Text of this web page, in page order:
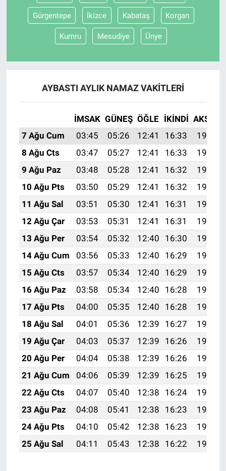
Gürgentepe İkizce Kabataş Korgan
Kumru Mesudiye Ünye
AYBASTI AYLIK NAMAZ VAKITLERI
İMSAK GÜNEŞ ÖĞLE İKINDI AKŞAM
7 Ağu Cum
03:45 05:26 12:41 16:33
19:47
8 Ağu Cts
03:47 05:27 12:41 16:33
19:46
9 Ağu Paz
03:48 05:28 12:41 16:32
19:45
10 Ağu Pts
03:50 05:29 12:41 16:32
19:43
11 Ağu Sal
03:51 05:30 12:41 16:31
19:42
12 Ağu Çar
03:53 05:31 12:41 16:31
19:41
13 Ağu Per
03:54 05:32 12:40 16:30
19:39
14 Ağu Cum
03:56 05:33 12:40 16:29
19:38
15 Ağu Cts
03:57 05:34 12:40 16:29
19:37
16 Ağu Paz
03:58 05:34 12:40 16:28
19:35
17 Ağu Pts
04:00 05:35 12:40 16:28
19:34
18 Ağu Sal
04:01 05:36 12:39 16:27
19:32
19 Ağu Çar
04:03 05:37 12:39 16:26
19:31
20 Ağu Per
04:04 05:38 12:39 16:26
19:30
21 Ağu Cum
04:06 05:39 12:39 16:25
19:28
22 Ağu Cts
04:07 05:40 12:38 16:24
19:27
23 Ağu Paz
04:08 05:41 12:38 16:23
19:25
24 Ağu Pts
04:10 05:42 12:38 16:23
19:24
25 Ağu Sal
04:11 05:43 12:38 16:22 19:22
Haber
Koronavirüs
Kültür Sanat
Ne demişti
Nedir
Popüler
Programlar
Sağlık
Spor
Teknoloji
Türkiye'nin Geleceği
Türkiye'nin Gündemi
Yerel Gündem
Yerel Yaşam
Canlı Yayın